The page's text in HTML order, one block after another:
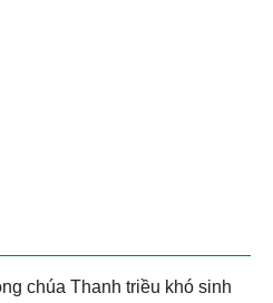
chúa Thanh triều khó sinh